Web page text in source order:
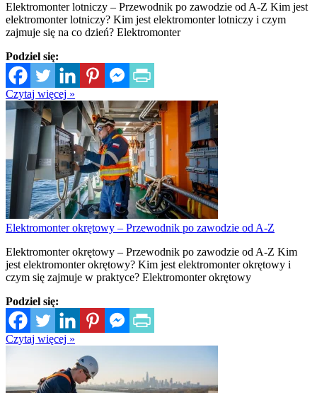
Elektromonter lotniczy – Przewodnik po zawodzie od A-Z Kim jest
elektromonter lotniczy? Kim jest elektromonter lotniczy i czym
zajmuje się na co dzień? Elektromonter
Podziel się:
Czytaj więcej »
Elektromonter okrętowy – Przewodnik po zawodzie od A-Z
Elektromonter okrętowy – Przewodnik po zawodzie od A-Z Kim
jest elektromonter okrętowy? Kim jest elektromonter okrętowy i
czym się zajmuje w praktyce? Elektromonter okrętowy
Podziel się:
Czytaj więcej »